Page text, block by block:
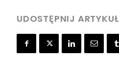
UDOSTĘPNIJ ARTYKUŁ